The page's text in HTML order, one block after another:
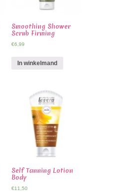
Smoothing Shower
Scrub Firming
€6,99
In winkelmand
Self Tanning Lotion
Body
€11,50